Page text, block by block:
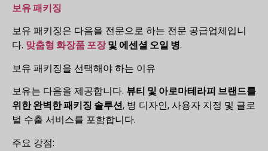
보유 패키징
보유 패키징은 다음을 전문으로 하는 전문 공급업체입니
다. 맞춤형 화장품 포장및 에센셜 오일 병.
보유 패키징을 선택해야 하는 이유
보유는 다음을 제공합니다. 뷰티 및 아로마테라피 브랜드를
위한 완벽한 패키징 솔루션, 병 디자인, 사용자 지정 및 글로
벌 수출 서비스를 포함합니다.
주요 강점: